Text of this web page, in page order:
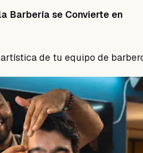
Barbería se Convierte en
de tu equipo de